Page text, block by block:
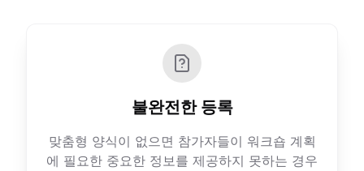
불완전한 등록
맞춤형 양식이 없으면 참가자들이 워크숍 계획
에 필요한 중요한 정보를 제공하지 못하는 경우